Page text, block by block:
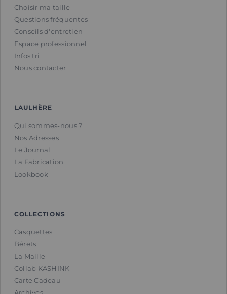
Choisir ma taille
Questions fréquentes
Conseils d'entretien
Espace professionnel
Infos tri
Nous contacter
LAULHÈRE
Qui sommes-nous ?
Nos Adresses
Le Journal
La Fabrication
Lookbook
COLLECTIONS
Casquettes
Bérets
La Maille
Collab KASHINK
Carte Cadeau